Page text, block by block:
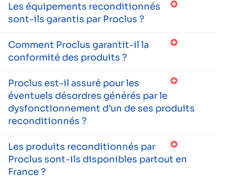
Les équipements reconditionnés
sont-ils garantis par Proclus ?
Comment Proclus garantit-il la
conformité des produits ?
Proclus est-il assuré pour les
éventuels désordres générés par le
dysfonctionnement d’un de ses produits
reconditionnés ?
Les produits reconditionnés par
Proclus sont-ils disponibles partout en
France ?